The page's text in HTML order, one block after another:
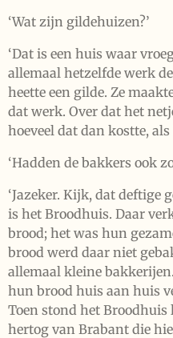
‘Wat zijn gildehuizen?’
‘Dat is een huis waar
allemaal hetzelfde werk
heette een gilde. Ze
dat werk. Over dat het
hoeveel dat dan kostte,
‘Hadden de bakkers ook
‘Jazeker. Kijk, dat deftige
is het Broodhuis. Daar
brood; het was hun
brood werd daar niet
allemaal kleine
hun brood huis aan huis
Toen stond het Broodhuis
hertog van Brabant die